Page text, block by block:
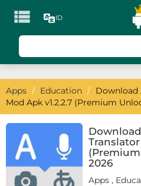
 ID
Games
Action
Arcade
Board
Apps / Education / Download
Mod Apk v1.2.2.7 (Premium
Translator
2026
Apps ,